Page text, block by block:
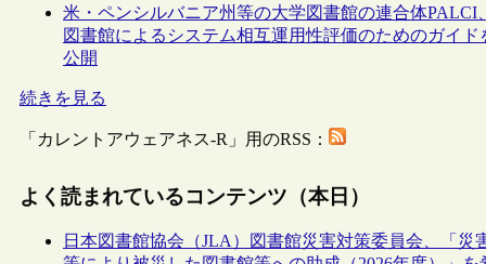
米・ペンシルバニア州等の大学図書館の連合体PALCI、
図書館によるシステム相互運用性評価のためのガイド
公開
続きを見る
「カレントアウェアネス-R」用のRSS：
よく読まれているコンテンツ（本日）
日本図書館協会（JLA）図書館災害対策委員会、「災